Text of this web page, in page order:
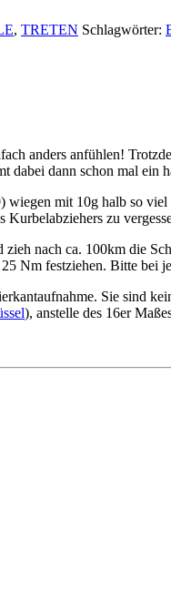
, TRETEN Schlagwörter:
anders anfühlen!
dabei dann schon mal
mit 10g halb so
zu
nach ca. 100km die
Nm festziehen. Bitte
Sie sind
), anstelle des 16er